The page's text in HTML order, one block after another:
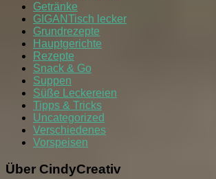
Getränke
GIGANTisch lecker
Grundrezepte
Hauptgerichte
Rezepte
Snack & Go
Suppen
Süße Leckereien
Tipps & Tricks
Uncategorized
Verschiedenes
Vorspeisen
Über CindyCreativ